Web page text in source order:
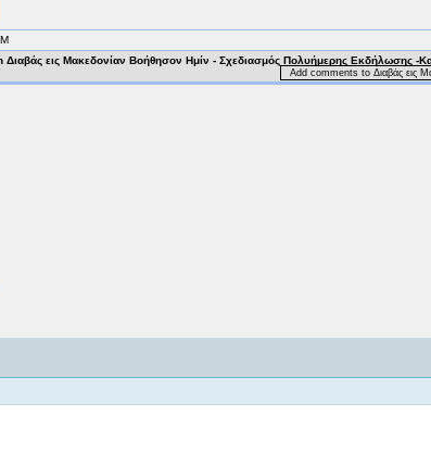
Διαβάς εις Μακεδονίαν Βοήθησον Ημίν - Σχεδιασμός Πολυήμερης Εκδήλωσης
Add comments to Διαβάς εις